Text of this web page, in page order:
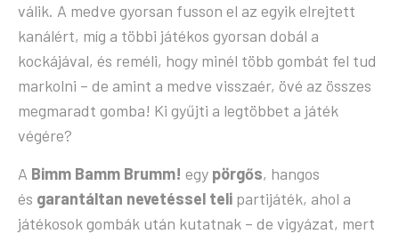
válik. A medve gyorsan fusson el az egyik elrejtett
kanálért, míg a többi játékos gyorsan dobál a
kockájával, és reméli, hogy minél több gombát fel tud
markolni – de amint a medve visszaér, övé az összes
megmaradt gomba! Ki gyűjti a legtöbbet a játék
végére?
A Bimm Bamm Brumm! egy pörgős, hangos
és garantáltan nevetéssel teli partijáték, ahol a
játékosok gombák után kutatnak – de vigyázat, mert